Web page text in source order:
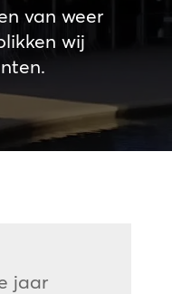
van weer
wij
jaar